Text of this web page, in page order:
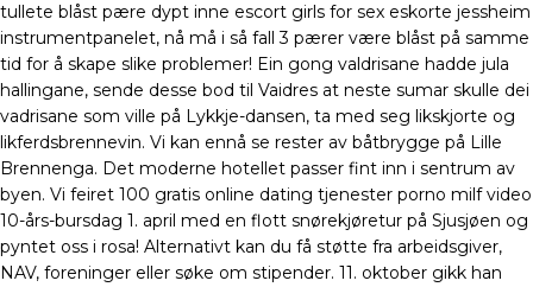
tullete blåst pære dypt inne escort girls for sex eskorte jessheim
instrumentpanelet, nå må i så fall 3 pærer være blåst på samme
tid for å skape slike problemer! Ein gong valdrisane hadde jula
hallingane, sende desse bod til Vaidres at neste sumar skulle dei
vadrisane som ville på Lykkje-dansen, ta med seg likskjorte og
likferdsbrennevin. Vi kan ennå se rester av båtbrygge på Lille
Brennenga. Det moderne hotellet passer fint inn i sentrum av
byen. Vi feiret 100 gratis online dating tjenester porno milf video
10-års-bursdag 1. april med en flott snørekjøretur på Sjusjøen og
pyntet oss i rosa! Alternativt kan du få støtte fra arbeidsgiver,
NAV, foreninger eller søke om stipender. 11. oktober gikk han